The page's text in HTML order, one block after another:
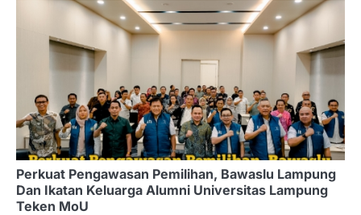
Perkuat Pengawasan Pemilihan, Bawaslu Lampung
Dan Ikatan Keluarga Alumni Universitas Lampung
Teken MoU